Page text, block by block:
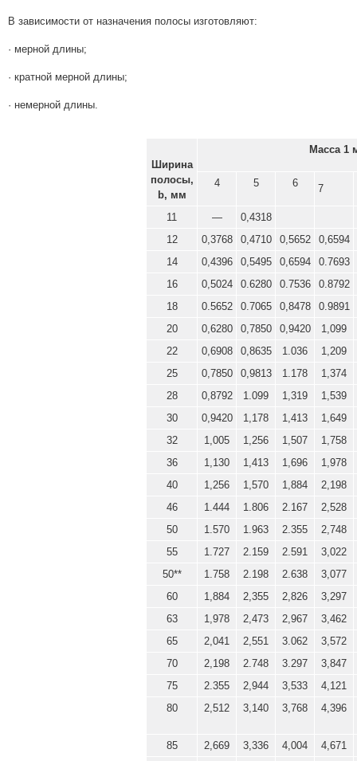
В зависимости от назначения полосы изготовляют:
· мерной длины;
· кратной мерной длины;
· немерной длины.
Ширина
полосы,
b, мм
Масса 1
4 5 6 7
11 —
0,4318
12
0,3768 0,4710 0,5652
0,6594
14
0,4396 0,5495 0,6594
0.7693
16
0,5024 0.6280 0.7536
0.8792
18
0.5652 0.7065 0,8478
0.9891
20
0,6280 0,7850 0,9420
1,099
22
0,6908 0,8635 1.036
1,209
25
0,7850 0,9813 1.178
1,374
28
0,8792 1.099 1,319
1,539
30
0,9420 1,178 1,413
1,649
32
1,005 1,256 1,507
1,758
36
1,130 1,413 1,696
1,978
40
1,256 1,570 1,884
2,198
46
1.444 1.806 2.167
2,528
50
1.570 1.963 2.355
2,748
55
1.727 2.159 2.591
3,022
50**
1.758 2.198 2.638
3,077
60
1,884 2,355 2,826
3,297
63
1,978 2,473 2,967
3,462
65
2,041 2,551 3.062
3,572
70
2,198 2.748 3.297
3,847
75
2.355 2,944 3,533
4,121
80
2,512 3,140 3,768 4,396
85 2,669 3,336 4,004
4,671